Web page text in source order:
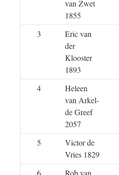
van Zwet
1855
3
Eric van
der
Klooster
1893
4
Heleen
van Arkel-
de Greef
2057
5
Victor de
Vries 1829
6
Rob van